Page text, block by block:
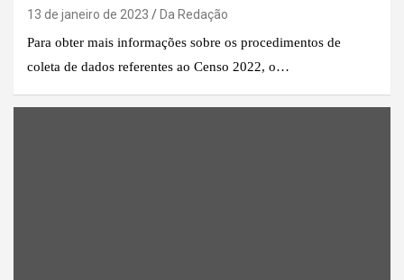
13 de janeiro de 2023
Da Redação
Para obter mais informações sobre os procedimentos de
coleta de dados referentes ao Censo 2022, o…